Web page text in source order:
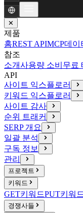
✕
제품
홈REST APIMCP데이
참조
소개사용량 소비 무료
API
사이트 익스플로러
키워드 익스플로러
사이트 감사
순위 트래커
SERP 개요
일괄 분석
구독 정보
관리
프로젝트
키워드
GET키워드PUT키워드
경쟁사들